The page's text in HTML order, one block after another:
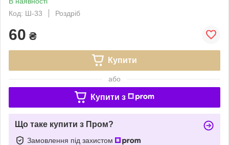
Код: Ш-33
Роздріб
60 ₴
Купити
або
Купити з
Що таке купити з Пром?
Замовлення під захистом